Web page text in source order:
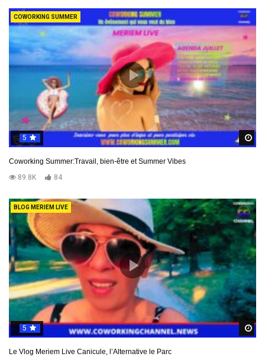
COWORKING SUMMER
5
Coworking Summer:Travail, bien-être et Summer Vibes
89.8K
84
BLOG MERIEM LIVE
5
Le Vlog Meriem Live Canicule, l’Alternative le Parc